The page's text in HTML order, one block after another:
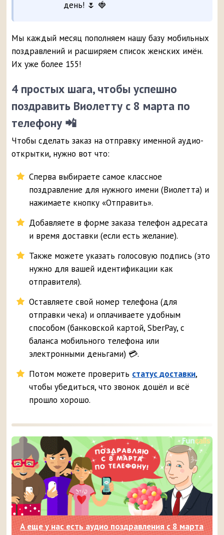
день! 🌷 🍓
Мы каждый месяц пополняем нашу базу мобильных
поздравлений и расширяем список женских имён.
Их уже более 155!
4 простых шага, чтобы успешно
поздравить Виолетту с 8 марта по
телефону 📲
Чтобы сделать заказ на отправку именной аудио-
открытки, нужно вот что:
Сперва выбираете самое классное
поздравление для нужного имени (Виолетта) и
нажимаете кнопку «Отправить».
Добавляете в форме заказа телефон адресата
и время доставки (если есть желание).
Также можете указать голосовую подпись (это
нужно для вашей идентификации как
отправителя).
Оставляете свой номер телефона (для
отправки чека) и оплачиваете удобным
способом (банковской картой, SberPay, с
баланса мобильного телефона или
электронными деньгами) 💳.
Потом можете проверить статус доставки,
чтобы убедиться, что звонок дошёл и всё
прошло хорошо.
А еще у нас есть аудио поздравления с 8 марта